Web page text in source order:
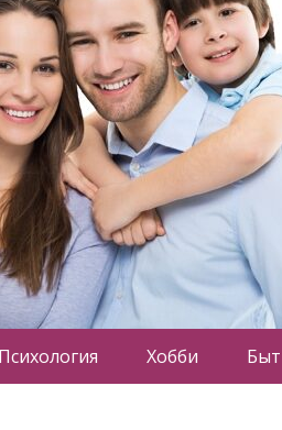
Психология Хобби Быт